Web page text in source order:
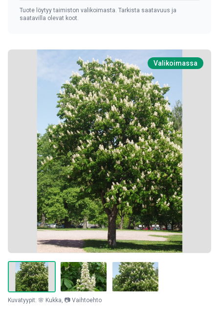
Tuote löytyy taimiston valikoimasta. Tarkista saatavuus ja
saatavilla olevat koot.
Valikoimassa
Kuvatyypit: 🌸 Kukka, 📷 Vaihtoehto